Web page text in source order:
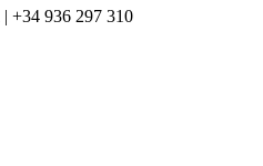
+34 936 297 310